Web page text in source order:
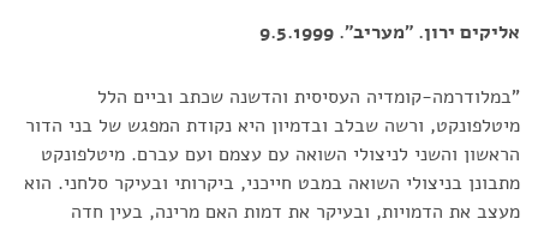
אליקים ירון. "מעריב". 9.5.1999
"במלודרמה-קומדיה העסיסית והדשנה שכתב וביים הלל
מיטלפונקט, ורשה שבלב ובדמיון היא נקודת המפגש של בני הדור
הראשון והשני לניצולי השואה עם עצמם ועם עברם. מיטלפונקט
מתבונן בניצולי השואה במבט חייכני, ביקרותי ובעיקר סלחני. הוא
מעצב את הדמויות, ובעיקר את דמות האם מרינה, בעין חדה